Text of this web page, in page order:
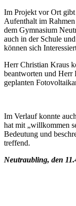
Im Projekt vor Ort
Aufenthalt im
dem Gymnasium
auch in der Schule
können sich
Herr Christian Kraus
beantworten und Herr
geplanten
Im Verlauf konnte
hat mit „willkommen
Bedeutung und
treffend.
Neutraubling, den